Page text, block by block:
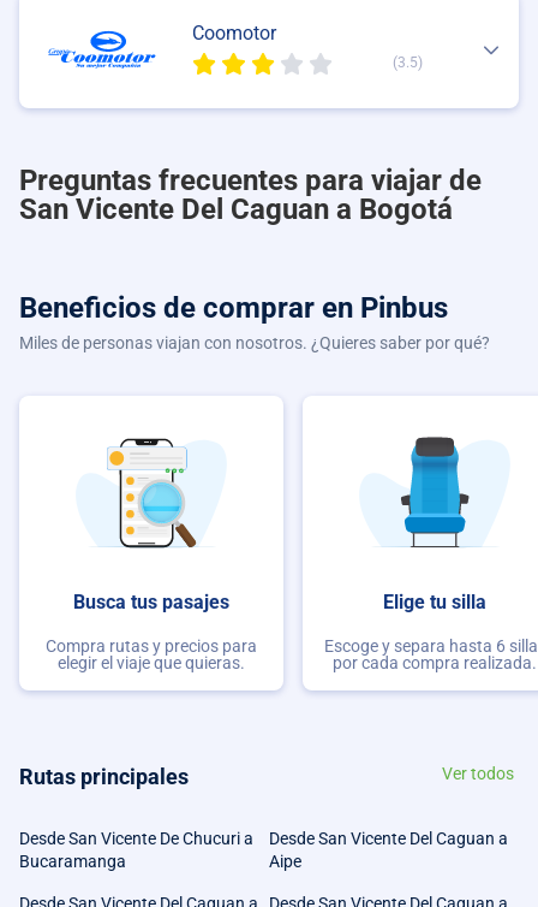
Coomotor
(3.5)
Preguntas frecuentes para viajar de
San Vicente Del Caguan a Bogotá
Beneficios de comprar en Pinbus
Miles de personas viajan con nosotros. ¿Quieres saber por qué?
Busca tus pasajes
Compra rutas y precios para
elegir el viaje que quieras.
Elige tu silla
Escoge y separa hasta 6
por cada compra realizada.
Rutas principales Ver todos
Desde San Vicente De Chucuri a
Bucaramanga
Desde San Vicente Del Caguan a
Aipe
Desde San Vicente Del Caguan a
Desde San Vicente Del Caguan a